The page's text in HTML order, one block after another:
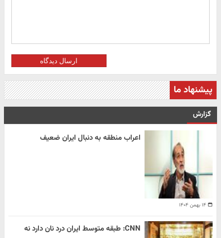
ارسال دیدگاه
پیشنهاد ما
گزارش
۱۴ بهمن ۱۴۰۴
اعراب منطقه به دنبال ایران ضعیف
CNN: طبقه متوسط ایران درد نان دارد نه